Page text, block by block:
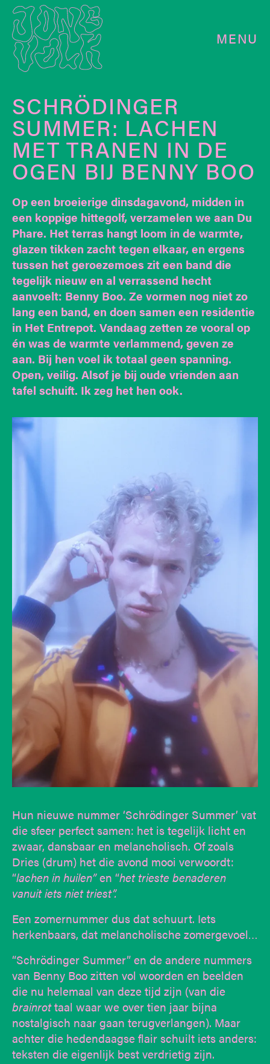
MENU
SCHRÖDINGER
SUMMER: LACHEN
MET TRANEN IN DE
OGEN BIJ BENNY BOO
Op een broeierige dinsdagavond, midden in
een koppige hittegolf, verzamelen we aan Du
Phare. Het terras hangt loom in de warmte,
glazen tikken zacht tegen elkaar, en ergens
tussen het geroezemoes zit een band die
tegelijk nieuw en al verrassend hecht
aanvoelt: Benny Boo. Ze vormen nog niet zo
lang een band, en doen samen een residentie
in Het Entrepot. Vandaag zetten ze vooral op
én was de warmte verlammend, geven ze
aan. Bij hen voel ik totaal geen spanning.
Open, veilig. Alsof je bij oude vrienden aan
tafel schuift. Ik zeg het hen ook.
Hun nieuwe nummer ‘Schrödinger Summer’ vat
die sfeer perfect samen: het is tegelijk licht en
zwaar, dansbaar en melancholisch. Of zoals
Dries (drum) het die avond mooi verwoordt:
“lachen in huilen”en “het trieste benaderen
vanuit iets niet triest”.
Een zomernummer dus dat schuurt. Iets
herkenbaars, dat melancholische zomergevoel…
“Schrödinger Summer” en de andere nummers
van Benny Boo zitten vol woorden en beelden
die nu helemaal van deze tijd zijn (van die
brainrottaal waar we over tien jaar bijna
nostalgisch naar gaan terugverlangen). Maar
achter die hedendaagse flair schuilt iets anders:
teksten die eigenlijk best verdrietig zijn.